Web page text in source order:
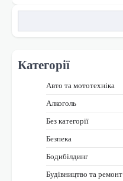
Категорії
Авто та мототехніка
Алкоголь
Без категорії
Безпека
Бодибілдинг
Будівництво та ремонт